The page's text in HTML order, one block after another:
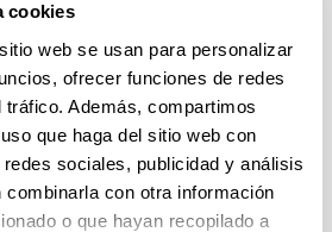
cookies
web se usan para personalizar
ofrecer funciones de redes
Además, compartimos
que haga del sitio web con
sociales, publicidad y análisis
combinarla con otra información
o que hayan recopilado a
la Econometría